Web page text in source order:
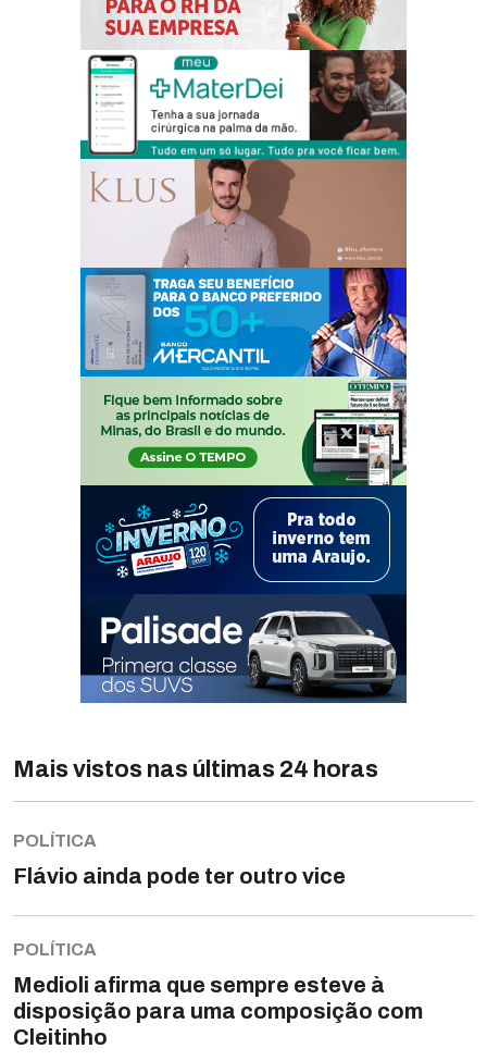
Mais vistos nas últimas 24 horas
POLÍTICA
Flávio ainda pode ter outro vice
POLÍTICA
Medioli afirma que sempre esteve à
disposição para uma composição com
Cleitinho